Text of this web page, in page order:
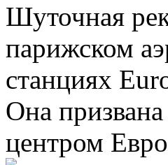
Шуточная
парижском
станциях
Она
центром